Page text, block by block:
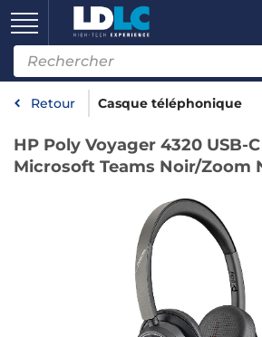
Retour Casque téléphonique
HP Poly Voyager 4320 USB-
Microsoft Teams Noir/Zoom